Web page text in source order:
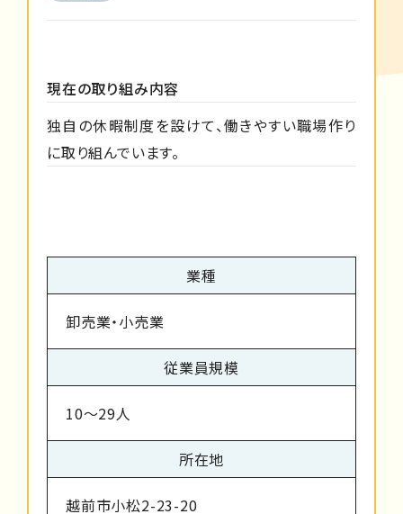
現在の取り組み内容
独自の休暇制度を設けて、働きやすい職場作り
に取り組んでいます。
業種
卸売業・小売業
従業員規模
10～29人
所在地
越前市小松2-23-20